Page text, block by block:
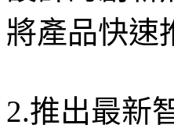
將產品快速
2.推出最新